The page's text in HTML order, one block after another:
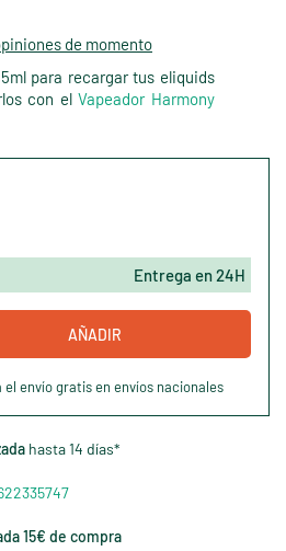
de momento
para recargar tus eliquids
con elVapeador Harmony
Entrega en 24H
AÑADIR
el envío gratis en envíos nacionales
hasta 14 días*
15€ de compra